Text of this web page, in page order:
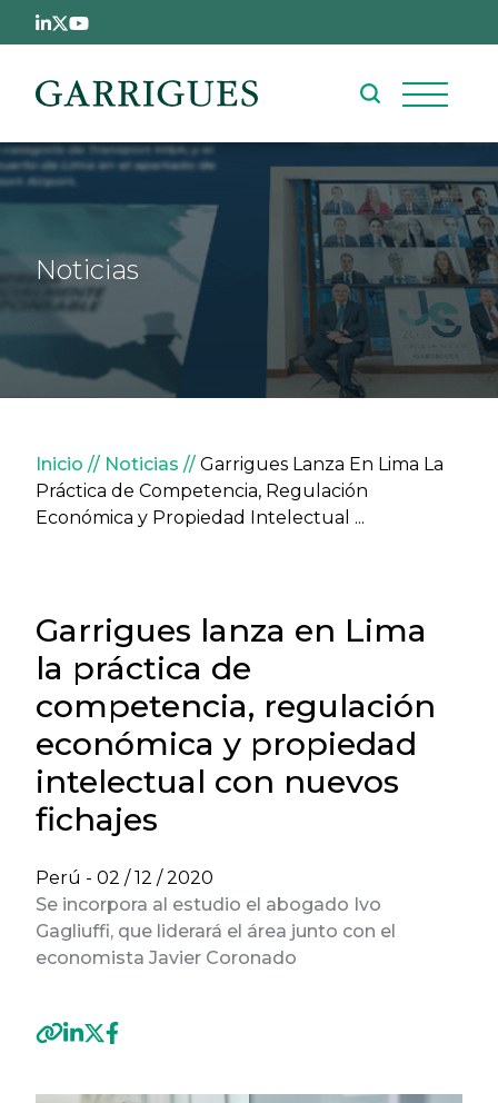
Pasar al contenido principal
Noticias
Sobrescribir enlaces de
Inicio Noticias
Garrigues Lanza En Lima La
Práctica de Competencia, Regulación
Económica y Propiedad Intelectual ...
Garrigues lanza en Lima
la práctica de
competencia, regulación
económica y propiedad
intelectual con nuevos
fichajes
Perú - 02 / 12 / 2020
Se incorpora al estudio el abogado Ivo
Gagliuffi, que liderará el área junto con el
economista Javier Coronado